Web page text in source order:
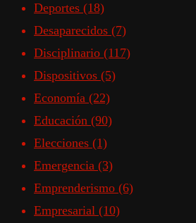
Deportes (18)
Desaparecidos (7)
Disciplinario (117)
Dispositivos (5)
Economía (22)
Educación (90)
Elecciones (1)
Emergencia (3)
Emprenderismo (6)
Empresarial (10)